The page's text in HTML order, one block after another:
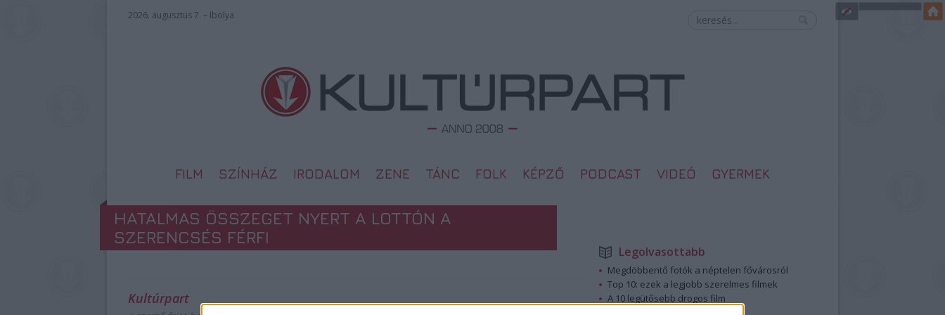
2026. augusztus 7. – Ibolya
FILM SZÍNHÁZ IRODALOM ZENE TÁNC FOLK KÉPZŐ PODCAST VIDEÓ GYERMEK
HATALMAS ÖSSZEGET NYERT A LOTTÓN A
SZERENCSÉS FÉRFI
Kultúrpart
2012. 11. 15.
Legolvasottabb
Megdöbbentő fotók a néptelen fővárosról
Top 10: ezek a legjobb szerelmes filmek
A 10 legütősebb drogos film